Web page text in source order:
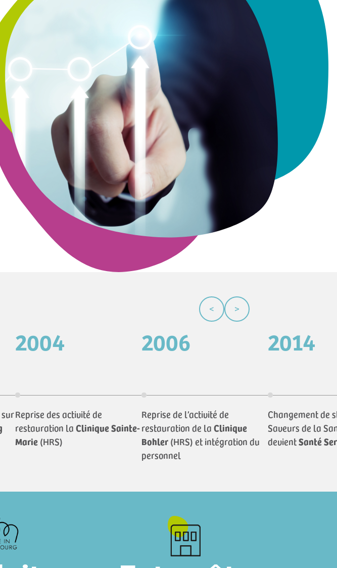
< >
2004
Reprise des activité de
restauration la Clinique Sainte-
Marie (HRS)
2006
Reprise de l’activité de
restauration de la Clinique
Bohler (HRS) et intégration du
personnel
2014
Changement de
Saveurs de la
devientSanté